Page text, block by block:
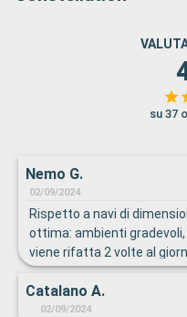
su 37
Nemo G.
02/09/2024
Rispetto a navi di
ottima: ambienti
viene rifatta 2 volte al
buffet, ottimo livello dei
resdente
Catalano A.
02/09/2024